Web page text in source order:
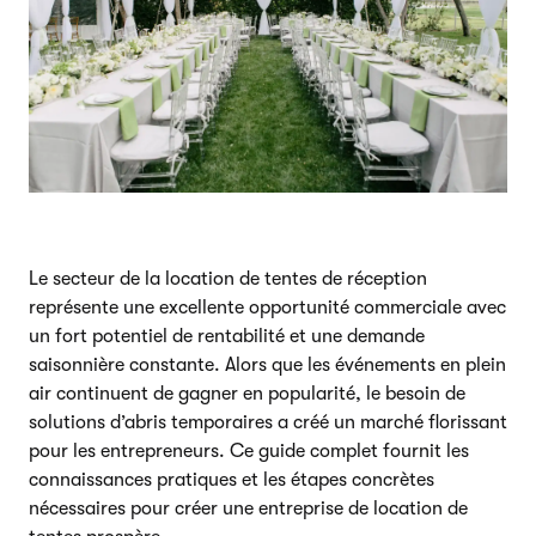
Le secteur de la location de tentes de réception
représente une excellente opportunité commerciale avec
un fort potentiel de rentabilité et une demande
saisonnière constante. Alors que les événements en plein
air continuent de gagner en popularité, le besoin de
solutions d’abris temporaires a créé un marché florissant
pour les entrepreneurs. Ce guide complet fournit les
connaissances pratiques et les étapes concrètes
nécessaires pour créer une entreprise de location de